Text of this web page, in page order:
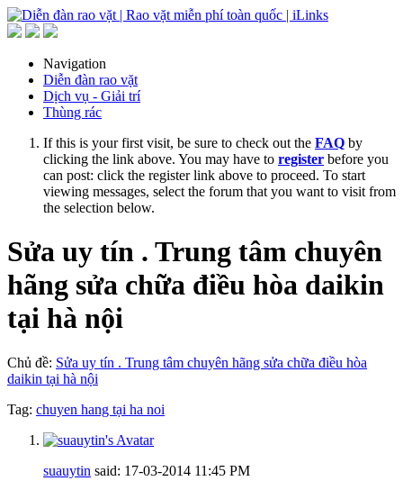
Navigation
Diễn đàn rao vặt
Dịch vụ - Giải trí
Thùng rác
If this is your first visit, be sure to check out the FAQ by
clicking the link above. You may have to register before you
can post: click the register link above to proceed. To start
viewing messages, select the forum that you want to visit from
the selection below.
Sửa uy tín . Trung tâm chuyên
hãng sửa chữa điều hòa daikin
tại hà nội
Chủ đề: Sửa uy tín . Trung tâm chuyên hãng sửa chữa điều hòa
daikin tại hà nội
Tag: chuyen hang tại ha noi
suauytin said: 17-03-2014 11:45 PM